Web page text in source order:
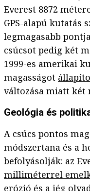
Everest 8872
GPS-alapú kutatás
legmagasabb
csúcsot pedig két
1999-es amerikai
magasságot
változása miatt két
Geológia és
A csúcs pontos
módszertana és a
befolyásolják: az
milliméterrel
erózió és a jég